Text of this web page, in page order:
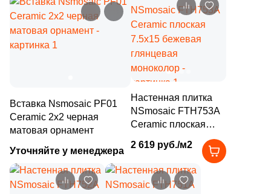
ROSE MOSAIC ( 925
Rex Ceramiche (
STAR MOSAIC (137)
30
Settecento (1)
Вставка Nsmosaic PF01
Ceramic 2x2 черная
матовая орнамент
Уточняйте у менеджера
Настенная плитка
NSmosaic FTH753A
Ceramic плоская
глянцевая
2 619 руб./м2